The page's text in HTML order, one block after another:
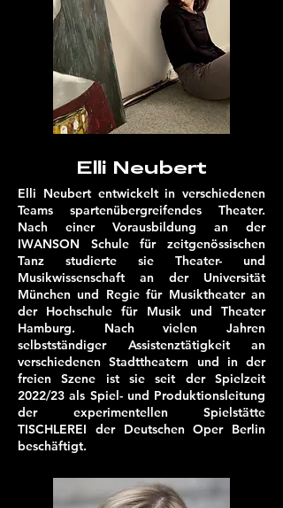
Von 2019-2022 war Berfin für insgesamt
drei Spielzeiten feste Regieassistent*in
am Thalia Theater. Sie hat während
ihrer Assistenzzeit, Lesungen von
„Stimmen aus dem Exil“ mit
eingerichtet und die Szenischen
Lesungen „İllegal“, sowie „Hanans
Regiearbeit "Der Sturz der Kometen
und der Kosmonauten" in der Garage
des Thalia Theaters zu sehen sein.
Berfin arbeitet als transnationale
Künstler*in und ist Stipendiat*in des
Internationalen Theaterinstituts (ITI
Germany). Neben ihren Regiearbeiten,
ist Berfin auch an der Schnittstelle von
Aktivismus, Kuration und Theater tätig.
Sie ist Mitglied im bipoc-Netzwerk und
setzt sich mit diesem dafür ein, dass
Themen rund um „Migration, Rassismus
und Dekolonialisierung des Theaters“
breiteren Anklang finden. Berfin Orman
transnationaler zu leben und
Dekolonialisierung über Schlagwörter
Elli Neubert
Elli Neubert entwickelt in verschiedenen
Teams spartenübergreifendes Theater.
Nach einer Vorausbildung an der
IWANSON Schule für zeitgenössischen
Tanz studierte sie Theater- und
Musikwissenschaft an der Universität
München und Regie für Musiktheater an
der Hochschule für Musik und Theater
Hamburg. Nach vielen Jahren
selbstständiger Assistenztätigkeit an
verschiedenen Stadttheatern und in der
freien Szene ist sie seit der Spielzeit
2022/23 als Spiel- und Produktionsleitung
der experimentellen Spielstätte
TISCHLEREI der Deutschen Oper Berlin
beschäftigt.